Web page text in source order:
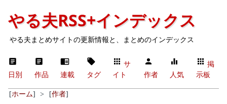
やる夫RSS+インデックス
やる夫まとめサイトの更新情報と、まとめのインデックス
日別 作品 連載 タグ
サ
イト
作者 人気
掲
示板
[ホーム] > [作者]